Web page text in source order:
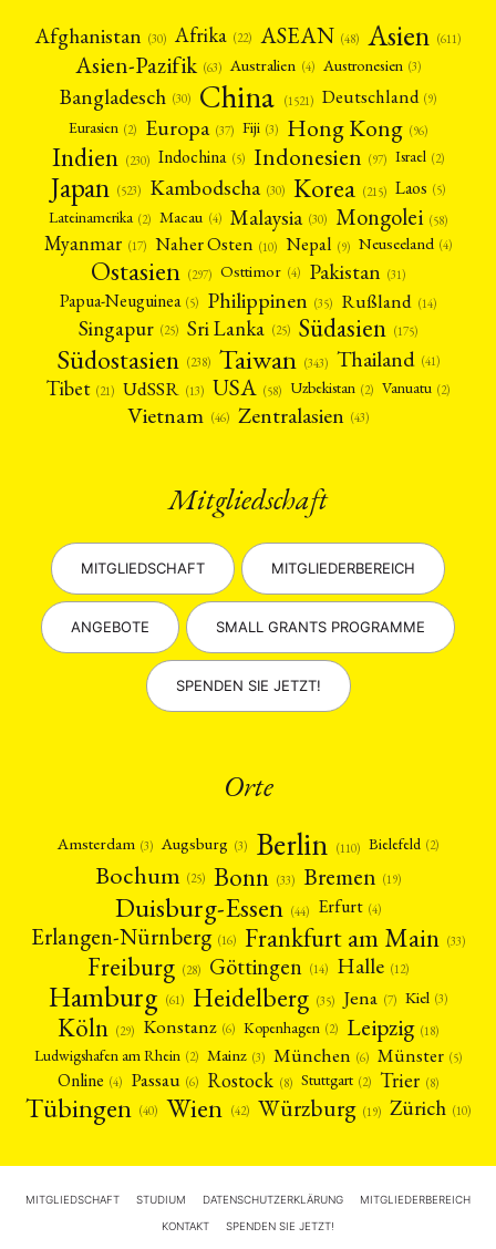
Afghanistan (30) Afrika (22) ASEAN (48) Asien (611)
Asien-Pazifik (63) Australien (4) Austronesien (3)
Bangladesch (30) China (1521) Deutschland (9)
Eurasien (2) Europa (37) Fiji (3) Hong Kong (96)
Indien (230) Indochina (5) Indonesien (97) Israel (2)
Japan (523) Kambodscha (30) Korea (215) Laos (5)
Lateinamerika (2) Macau (4) Malaysia (30) Mongolei (58)
Myanmar (17) Naher Osten (10) Nepal (9) Neuseeland (4)
Ostasien (297) Osttimor (4) Pakistan (31)
Papua-Neuguinea (5) Philippinen (35) Rußland (14)
Singapur (25) Sri Lanka (25) Südasien (175)
Südostasien (238) Taiwan (343) Thailand (41)
Tibet (21) UdSSR (13) USA (58) Uzbekistan (2) Vanuatu (2)
Vietnam (46) Zentralasien (43)
Mitgliedschaft
MITGLIEDSCHAFT MITGLIEDERBEREICH
ANGEBOTE SMALL GRANTS PROGRAMME
SPENDEN SIE JETZT!
Orte
Amsterdam (3) Augsburg (3) Berlin (110) Bielefeld (2)
Bochum (25) Bonn (33) Bremen (19)
Duisburg-Essen (44) Erfurt (4)
Erlangen-Nürnberg (16) Frankfurt am Main (33)
Freiburg (28) Göttingen (14) Halle (12)
Hamburg (61) Heidelberg (35) Jena (7) Kiel (3)
Köln (29) Konstanz (6) Kopenhagen (2) Leipzig (18)
Ludwigshafen am Rhein (2) Mainz (3) München (6) Münster (5)
Online (4) Passau (6) Rostock (8) Stuttgart (2) Trier (8)
Tübingen (40) Wien (42) Würzburg (19) Zürich (10)
MITGLIEDSCHAFT STUDIUM DATENSCHUTZERKLÄRUNG MITGLIEDERBEREICH
KONTAKT SPENDEN SIE JETZT!